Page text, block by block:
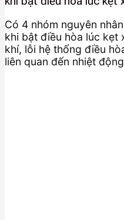
Có 4 nhóm nguyên
khi bật điều hòa lúc kẹt
khí, lỗi hệ thống điều
liên quan đến nhiệt